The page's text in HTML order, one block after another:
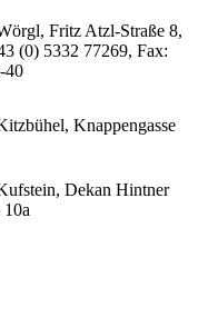
Fritz Atzl-Straße 8,
(0) 5332 77269, Fax:
40
Knappengasse
Dekan Hintner
10a